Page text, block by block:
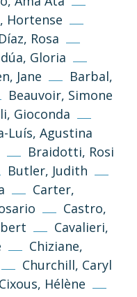
Hortense
Rosa
Gloria
Jane
Barbal,
Beauvoir, Simone
Gioconda
Luís, Agustina
Braidotti, Rosi
Butler, Judith
Carter,
Castro,
Cavalieri,
Chiziane,
Churchill, Caryl
Cixous, Hélène